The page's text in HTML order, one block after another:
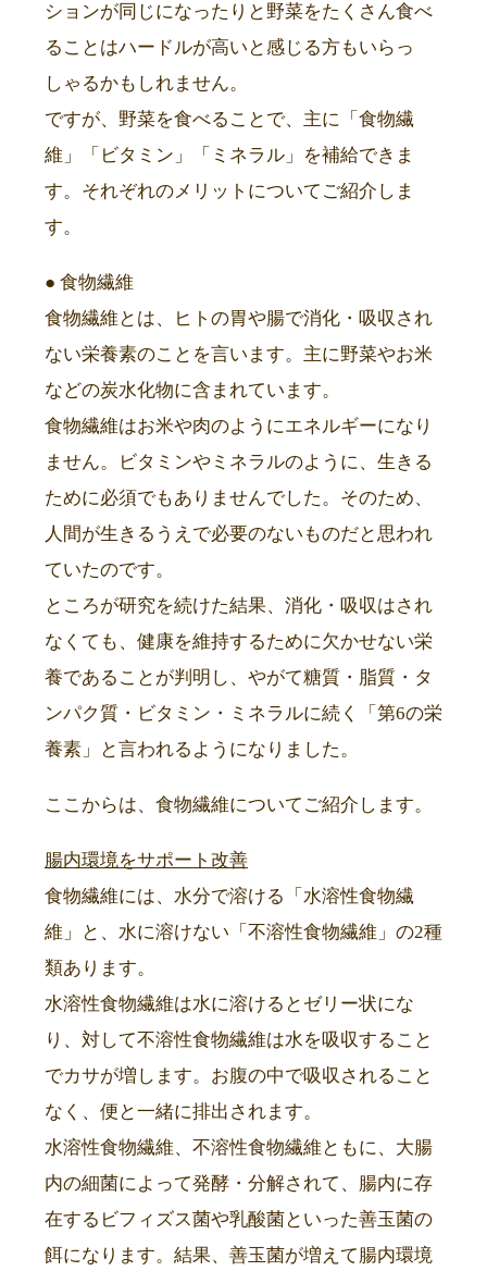
ションが同じになったりと野菜をたくさん食べ
ることはハードルが高いと感じる方もいらっ
しゃるかもしれません。
ですが、野菜を食べることで、主に「食物繊
維」「ビタミン」「ミネラル」を補給できま
す。それぞれのメリットについてご紹介しま
す。
● 食物繊維
食物繊維とは、ヒトの胃や腸で消化・吸収され
ない栄養素のことを言います。主に野菜やお米
などの炭水化物に含まれています。
食物繊維はお米や肉のようにエネルギーになり
ません。ビタミンやミネラルのように、生きる
ために必須でもありませんでした。そのため、
人間が生きるうえで必要のないものだと思われ
ていたのです。
ところが研究を続けた結果、消化・吸収はされ
なくても、健康を維持するために欠かせない栄
養であることが判明し、やがて糖質・脂質・タ
ンパク質・ビタミン・ミネラルに続く「第6の栄
養素」と言われるようになりました。
ここからは、食物繊維についてご紹介します。
腸内環境をサポート改善
食物繊維には、水分で溶ける「水溶性食物繊
維」と、水に溶けない「不溶性食物繊維」の2種
類あります。
水溶性食物繊維は水に溶けるとゼリー状にな
り、対して不溶性食物繊維は水を吸収すること
でカサが増します。お腹の中で吸収されること
なく、便と一緒に排出されます。
水溶性食物繊維、不溶性食物繊維ともに、大腸
内の細菌によって発酵・分解されて、腸内に存
在するビフィズス菌や乳酸菌といった善玉菌の
餌になります。結果、善玉菌が増えて腸内環境